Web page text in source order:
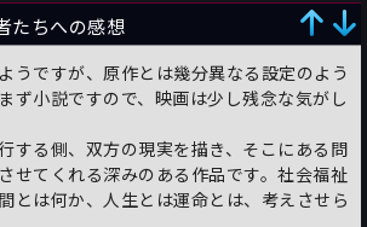
たちへの感想
うですが、原作とは幾分異なる設定のよう
ず小説ですので、映画は少し残念な気がし
する側、双方の現実を描き、そこにある問
せてくれる深みのある作品です。社会福祉
とは何か、人生とは運命とは、考えさせら